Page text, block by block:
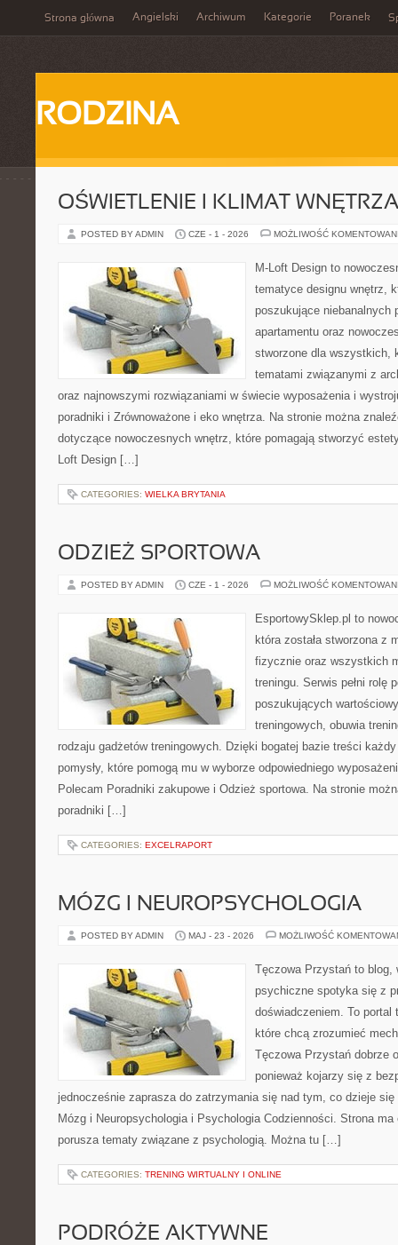
Strona główna Angielski Archiwum Kategorie Poranek
RODZINA
OŚWIETLENIE I KLIMAT WNĘTRZA
POSTED BY ADMIN CZE - 1 - 2026 MOŻLIWOŚĆ
M-Loft Design to
tematyce designu wnętrz,
poszukujące niebanalnych
apartamentu oraz
stworzone dla wszystkich,
tematami związanymi z
oraz najnowszymi rozwiązaniami w świecie wyposażenia i
poradniki i Zrównoważone i eko wnętrza. Na stronie można
dotyczące nowoczesnych wnętrz, które pomagają stworzyć
Loft Design […]
CATEGORIES: WIELKA BRYTANIA
ODZIEŻ SPORTOWA
POSTED BY ADMIN CZE - 1 - 2026 MOŻLIWOŚĆ
EsportowySklep.pl to
która została stworzona z
fizycznie oraz wszystkich
treningu. Serwis pełni rolę
poszukujących
treningowych, obuwia
rodzaju gadżetów treningowych. Dzięki bogatej bazie treści
pomysły, które pomogą mu w wyborze odpowiedniego
Polecam Poradniki zakupowe i Odzież sportowa. Na stronie
poradniki […]
CATEGORIES: EXCELRAPORT
MÓZG I NEUROPSYCHOLOGIA
POSTED BY ADMIN MAJ - 23 - 2026 MOŻLIWOŚĆ
Tęczowa Przystań to blog,
psychiczne spotyka się z
doświadczeniem. To
które chcą zrozumieć
Tęczowa Przystań dobrze
ponieważ kojarzy się z
jednocześnie zaprasza do zatrzymania się nad tym, co dzieje się
Mózg i Neuropsychologia i Psychologia Codzienności. Strona
porusza tematy związane z psychologią. Można tu […]
CATEGORIES: TRENING WIRTUALNY I ONLINE
PODRÓŻE AKTYWNE